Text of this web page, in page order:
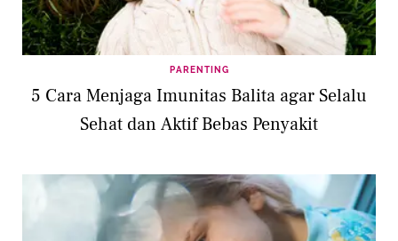
PARENTING
5 Cara Menjaga Imunitas Balita agar Selalu
Sehat dan Aktif Bebas Penyakit